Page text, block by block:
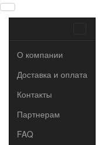
О компании
Доставка и оплата
Контакты
Партнерам
FAQ